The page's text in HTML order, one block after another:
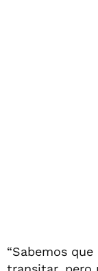
“Sabemos